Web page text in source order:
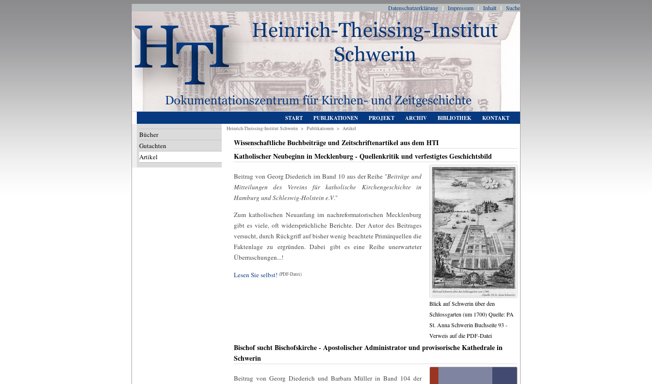
Datenschutzerklärung I Impressum I Inhalt I Suche
START PUBLIKATIONEN PROJEKT ARCHIV BIBLIOTHEK KONTAKT
Bücher
Gutachten
Artikel
Heinrich-Theissing-Institut Schwerin > Publikationen > Artikel
Wissenschaftliche Buchbeiträge und Zeitschriftenartikel aus dem HTI
Katholischer Neubeginn in Mecklenburg - Quellenkritik und verfestigtes Geschichtsbild
Blick auf Schwerin über den
Schlossgarten (um 1700) Quelle: PA
St. Anna Schwerin Buchseite 93 -
Verweis auf die PDF-Datei
Beitrag von Georg Diederich im Band 10 aus der Reihe "Beiträge und
Mitteilungen des Vereins für katholische Kirchengeschichte in
Hamburg und Schleswig-Holstein e.V."
Zum katholischen Neuanfang im nachreformatorischen Mecklenburg
gibt es viele, oft widersprüchliche Berichte. Der Autor des Beitrages
versucht, durch Rückgriff auf bisher wenig beachtete Primärquellen die
Faktenlage zu ergründen. Dabei gibt es eine Reihe unerwarteter
Überraschungen...!
Lesen Sie selbst! (PDF-Datei)
Bischof sucht Bischofskirche - Apostolischer Administrator und provisorische Kathedrale in
Schwerin
Beitrag von Georg Diederich und Barbara Müller in Band 104 der